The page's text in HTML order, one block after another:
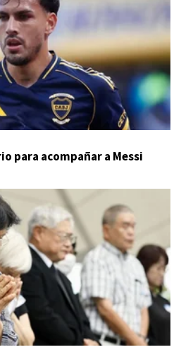
para acompañar a Messi